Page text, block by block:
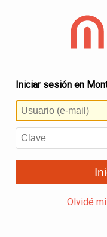
Iniciar sesión en
Olvidé